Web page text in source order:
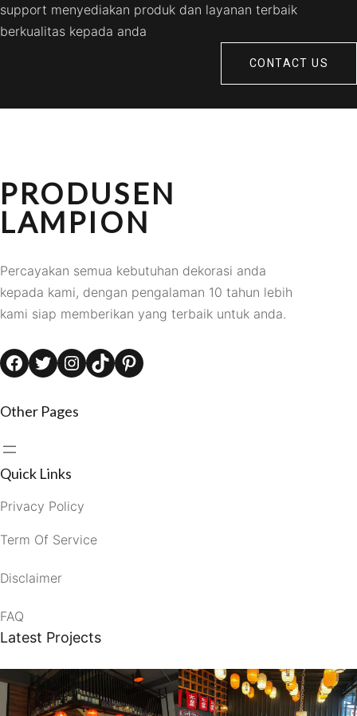
support menyediakan produk dan layanan terbaik
berkualitas kepada anda
CONTACT US
PRODUSEN
LAMPION
Percayakan semua kebutuhan dekorasi anda
kepada kami, dengan pengalaman 10 tahun lebih
kami siap memberikan yang terbaik untuk anda.
Facebook Twitter Instagram TikTok Pinterest
Other Pages
Quick Links
Privacy Policy
Term Of Service
Disclaimer
FAQ
Latest Projects